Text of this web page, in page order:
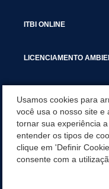
ITBI ONLINE
LICENCIAMENTO
SERVIÇOS
SERVIÇOS DO
Usamos cookies para
você usa o nosso site e
tornar sua experiência
entender os tipos de
clique em 'Definir
consente com a